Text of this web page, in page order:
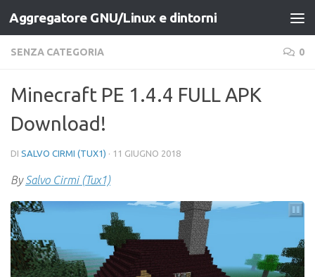
Salta al contenuto
Aggregatore GNU/Linux e dintorni
SENZA CATEGORIA 0
Minecraft PE 1.4.4 FULL APK
Download!
DI SALVO CIRMI (TUX1) · 11 GIUGNO 2018
BySalvo Cirmi (Tux1)